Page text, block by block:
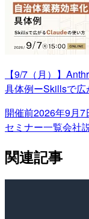
【9/7（月）】
具体例ーSkillsで
開催前2026年9月7
セミナー一覧会社
関連記事